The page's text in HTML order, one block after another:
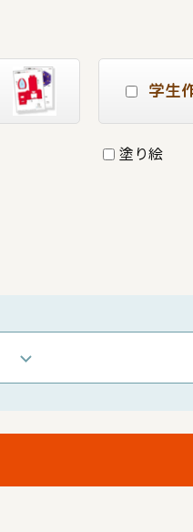
学生
塗り絵